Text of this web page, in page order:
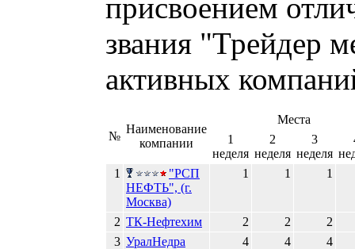
присвоением
звания "Трейдер
активных
№
Наименование
компании
Места
1
неделя
2
неделя
3
неделя
1
"РСП
НЕФТЬ", (г.
Москва)
1 1 1
2 ТК-Нефтехим 2 2
2
3 УралНедра 4 4
4